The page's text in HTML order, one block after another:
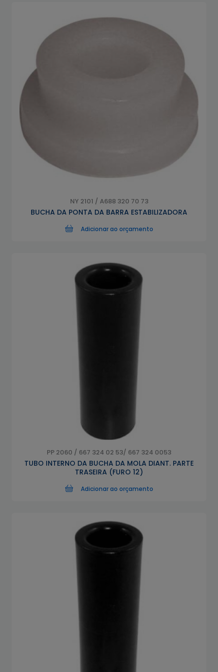
NY 2101 / A688 320 70 73
BUCHA DA PONTA DA BARRA ESTABILIZADORA
Adicionar ao orçamento
PP 2060 / 667 324 02 53/ 667 324 0053
TUBO INTERNO DA BUCHA DA MOLA DIANT. PARTE
TRASEIRA (FURO 12)
Adicionar ao orçamento